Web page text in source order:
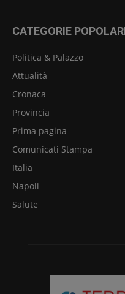
CATEGORIE
Politica & Palazzo
Attualità
Cronaca
Provincia
Prima pagina
Comunicati Stampa
Italia
Napoli
Salute